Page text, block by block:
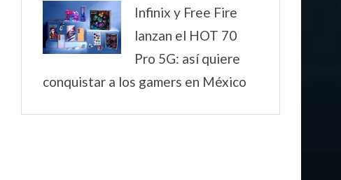
Infinix y Free Fire
lanzan el HOT 70
Pro 5G: así quiere
conquistar a los gamers en México